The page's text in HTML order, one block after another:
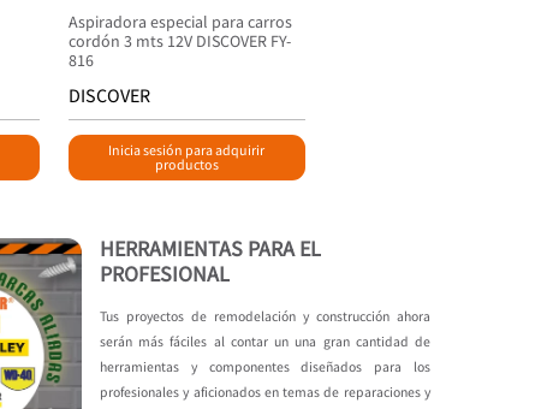
Aspiradora especial para carros
cordón 3 mts 12V DISCOVER FY-
816
DISCOVER
Inicia sesión para adquirir
productos
HERRAMIENTAS PARA EL
PROFESIONAL
Tus proyectos de remodelación y construcción ahora
serán más fáciles al contar un una gran cantidad de
herramientas y componentes diseñados para los
profesionales y aficionados en temas de reparaciones y